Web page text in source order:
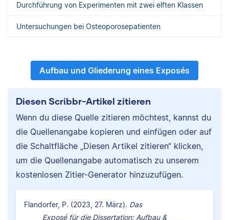
Durchführung von Experimenten mit zwei elften Klassen
Untersuchungen bei Osteoporosepatienten
Aufbau und Gliederung eines Exposés
Diesen Scribbr-Artikel zitieren
Wenn du diese Quelle zitieren möchtest, kannst du
die Quellenangabe kopieren und einfügen oder auf
die Schaltfläche „Diesen Artikel zitieren“ klicken,
um die Quellenangabe automatisch zu unserem
kostenlosen Zitier-Generator hinzuzufügen.
Flandorfer, P. (2023, 27. März). Das
Exposé für die Dissertation: Aufbau &